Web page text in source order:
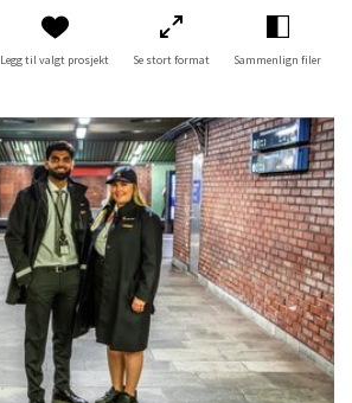
Legg til valgt prosjekt Se stort format Sammenlign filer